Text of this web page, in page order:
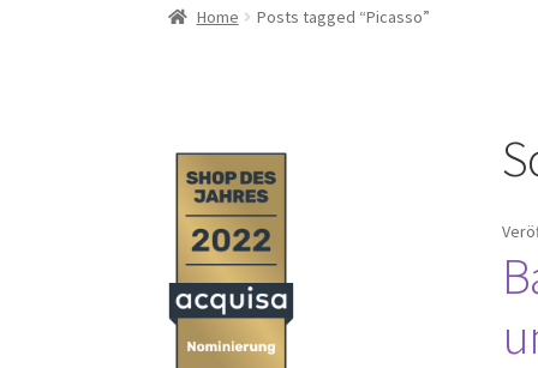
Home Posts tagged “Picasso”